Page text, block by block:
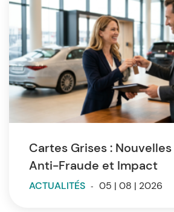
Cartes Grises :
Anti-Fraude et Impact
ACTUALITÉS - 05 | 08 | 2026